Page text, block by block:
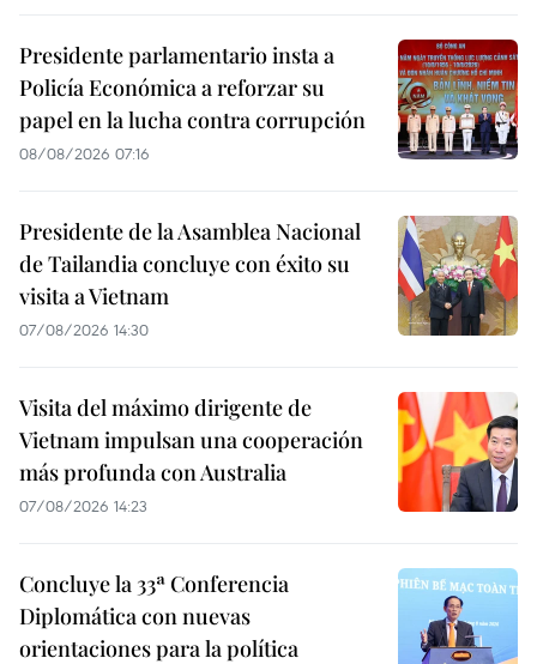
Presidente parlamentario insta a
Policía Económica a reforzar su
papel en la lucha contra corrupción
08/08/2026 07:16
Presidente de la Asamblea Nacional
de Tailandia concluye con éxito su
visita a Vietnam
07/08/2026 14:30
Visita del máximo dirigente de
Vietnam impulsan una cooperación
más profunda con Australia
07/08/2026 14:23
Concluye la 33ª Conferencia
Diplomática con nuevas
orientaciones para la política